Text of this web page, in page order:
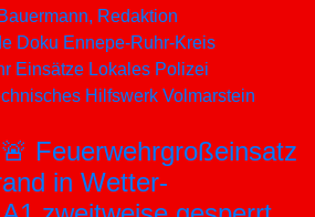
Redaktion
Doku Ennepe-Ruhr-Kreis
Einsätze Lokales Polizei
Hilfswerk Volmarstein
Feuerwehrgroßeinsatz
in Wetter-